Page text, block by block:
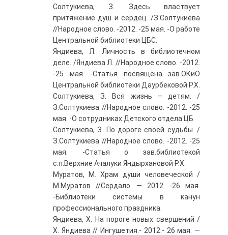
Солтукиева, З. Здесь властвует
притяжение душ и сердец. /З.Солтукиева
//Народное слово. -2012. -25 мая. -О работе
Центральной библиотеки ЦБС.
Яндиева, Л. Личность в библиотечном
деле. /Яндиева Л. //Народное слово. -2012.
-25 мая. -Статья посвящена зав.ОКиО
Центральной библиотеки Даурбековой Р.Х.
Солтукиева, З. Вся жизнь – детям. /
З.Солтукиева //Народное слово. -2012. -25
мая. -О сотрудниках Детского отдела ЦБ
Солтукиева, З. По дороге своей судьбы. /
З.Солтукиева //Народное слово. -2012. -25
мая. -Статья о зав.библиотекой
с.п.Верхние Ачалуки Яндырхановой Р.Х.
Муратов, М. Храм души человеческой /
М.Муратов //Сердало. — 2012. -26 мая.
-Библиотеки системы в канун
профессионального праздника.
Яндиева, Х. На пороге новых свершений /
Х. Яндиева // Ингушетия.- 2012.- 26 мая. —